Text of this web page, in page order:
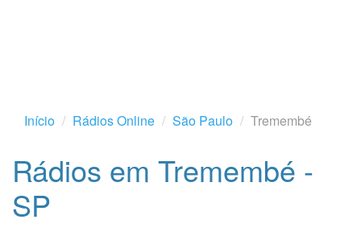
Início Rádios Online São Paulo Tremembé
Rádios em Tremembé -
SP